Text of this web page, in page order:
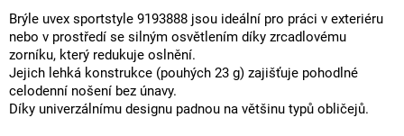
Brýle uvex sportstyle 9193888 jsou ideální pro práci v exteriéru
nebo v prostředí se silným osvětlením díky zrcadlovému
zorníku, který redukuje oslnění.
Jejich lehká konstrukce (pouhých 23 g) zajišťuje pohodlné
celodenní nošení bez únavy.
Díky univerzálnímu designu padnou na většinu typů obličejů.